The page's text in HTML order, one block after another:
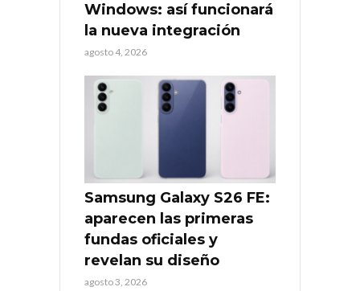
Windows: así funcionará
la nueva integración
agosto 4, 2026
Samsung Galaxy S26 FE:
aparecen las primeras
fundas oficiales y
revelan su diseño
agosto 3, 2026